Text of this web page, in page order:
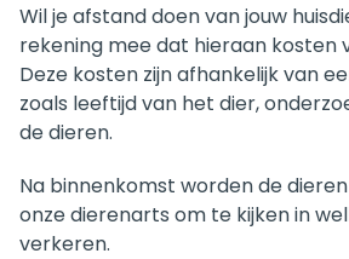
Wil je afstand doen van jouw
rekening mee dat hieraan kosten
Deze kosten zijn afhankelijk van
zoals leeftijd van het dier,
de dieren.
Na binnenkomst worden de
onze dierenarts om te kijken in
verkeren.